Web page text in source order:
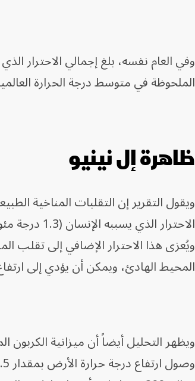
الملحوظة في متوسط درجة الحرارة العالمية لعام 2023، مقارنة بمستويات ما
ظاهرة إل نينيو
ويقول التقرير إن التقلبات المناخية
ويُعزى هذا الاحترار الإضافي إلى تقلب
المحيط الهادئ، ويمكن أن يؤدي إلى
ويظهر التحليل أيضاً أن ميزانية الكربون